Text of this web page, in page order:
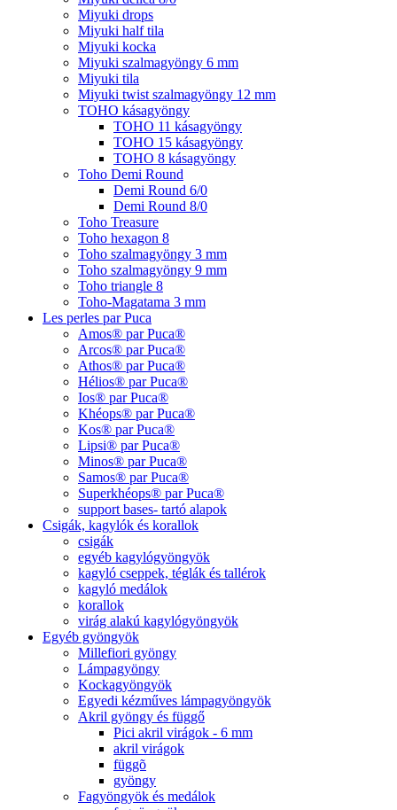
Miyuki drops
Miyuki half tila
Miyuki kocka
Miyuki szalmagyöngy 6 mm
Miyuki tila
Miyuki twist szalmagyöngy 12 mm
TOHO kásagyöngy
TOHO 11 kásagyöngy
TOHO 15 kásagyöngy
TOHO 8 kásagyöngy
Toho Demi Round
Demi Round 6/0
Demi Round 8/0
Toho Treasure
Toho hexagon 8
Toho szalmagyöngy 3 mm
Toho szalmagyöngy 9 mm
Toho triangle 8
Toho-Magatama 3 mm
Les perles par Puca
Amos® par Puca®
Arcos® par Puca®
Athos® par Puca®
Hélios® par Puca®
Ios® par Puca®
Khéops® par Puca®
Kos® par Puca®
Lipsi® par Puca®
Minos® par Puca®
Samos® par Puca®
Superkhéops® par Puca®
support bases- tartó alapok
Csigák, kagylók és korallok
csigák
egyéb kagylógyöngyök
kagyló cseppek, téglák és tallérok
kagyló medálok
korallok
virág alakú kagylógyöngyök
Egyéb gyöngyök
Millefiori gyöngy
Lámpagyöngy
Kockagyöngyök
Egyedi kézműves lámpagyöngyök
Akril gyöngy és függő
Pici akril virágok - 6 mm
akril virágok
függõ
gyöngy
Fagyöngyök és medálok